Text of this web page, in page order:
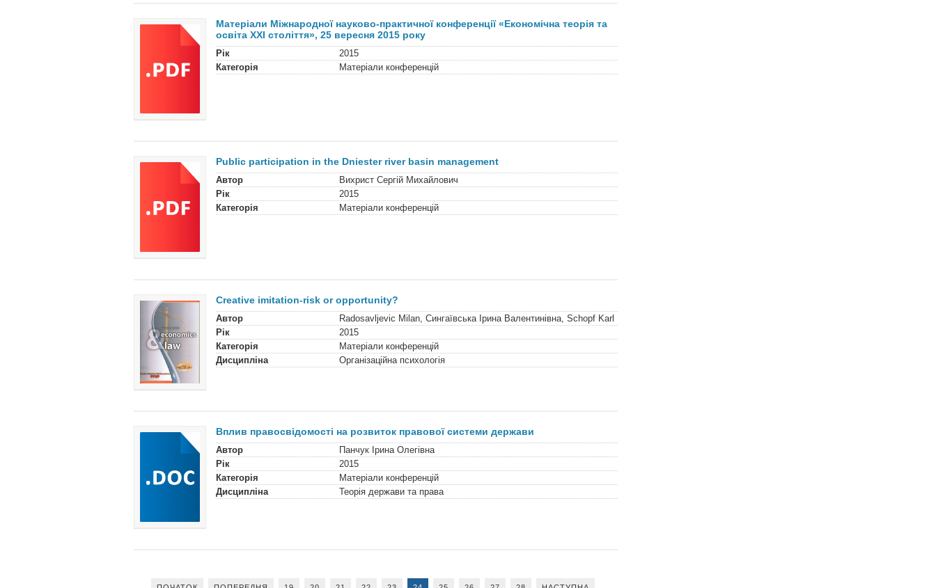
Матеріали Міжнародної науково-практичної конференції «Економічна теорія та
освіта ХХІ століття», 25 вересня 2015 року
Рік
2015
Категорія
Матеріали конференцій
Public participation in the Dniester river basin management
Автор
Вихрист Сергій Михайлович
Рік
2015
Категорія
Матеріали конференцій
Creative imitation-risk or opportunity?
Автор
Radosavljevic Milan, Сингаївська Ірина Валентинівна, Schopf Karl
Рік
2015
Категорія
Матеріали конференцій
Дисципліна
Організаційна психологія
Вплив правосвідомості на розвиток правової системи держави
Автор
Панчук Ірина Олегівна
Рік
2015
Категорія
Матеріали конференцій
Дисципліна
Теорія держави та права